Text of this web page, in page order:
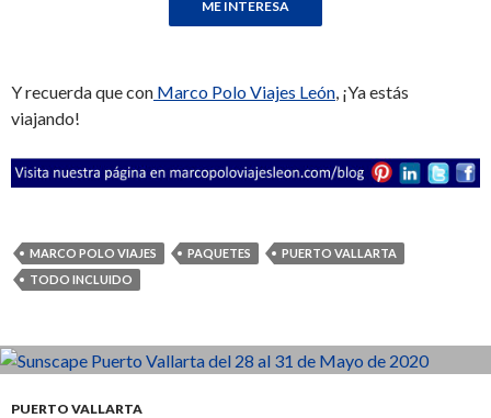
Y recuerda que con Marco Polo Viajes León, ¡Ya estás
viajando!
MARCO POLO VIAJES PAQUETES
PUERTO VALLARTA
TODO INCLUIDO
PUERTO VALLARTA